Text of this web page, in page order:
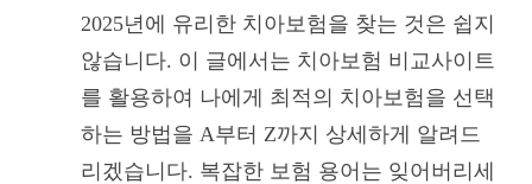
2025년에 유리한 치아보험을 찾는 것은 쉽지
않습니다. 이 글에서는 치아보험 비교사이트
를 활용하여 나에게 최적의 치아보험을 선택
하는 방법을 A부터 Z까지 상세하게 알려드
리겠습니다. 복잡한 보험 용어는 잊어버리세